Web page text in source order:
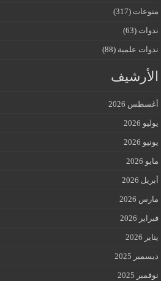
منوعات (317)
ندوات (63)
ندوات علمية (88)
الأرشيف
أغسطس 2026
يوليو 2026
يونيو 2026
مايو 2026
أبريل 2026
مارس 2026
فبراير 2026
يناير 2026
ديسمبر 2025
نوفمبر 2025